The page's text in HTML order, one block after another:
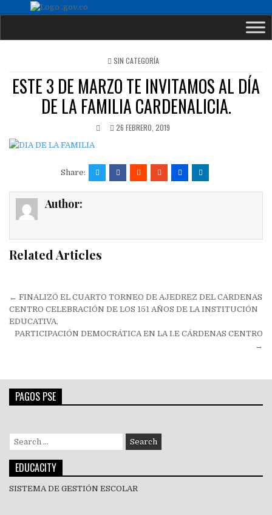
POSTED
IN
SIN CATEGORÍA
ESTE 3 DE MARZO TE INVITAMOS AL DÍA
DE LA FAMILIA CARDENALICIA.
26 FEBRERO, 2019
Share:
Author:
Related Articles
Navegación
de
entradas
← FINALIZÓ EL CUARTO TORNEO DE AJEDREZ DEL CARDENAS
CENTRO CELEBRACIÓN DE LOS 151 AÑOS DE LA INSTITUCIÓN
EDUCATIVA.
PARTICIPACIÓN DEMOCRÁTICA EN LA I.E CÁRDENAS CENTRO
→
PAGOS PSE
Search
for:
EDUCACITY
SISTEMA DE GESTIÓN ESCOLAR